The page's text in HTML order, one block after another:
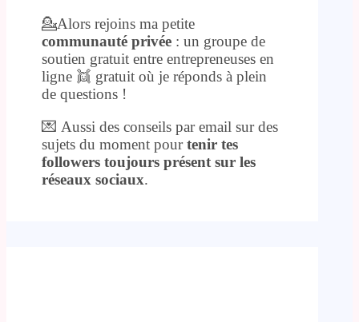
💁Alors rejoins ma petite
communauté privée : un groupe de
soutien gratuit entre entrepreneuses en
ligne 👯 gratuit où je réponds à plein
de questions !
💌 Aussi des conseils par email sur des
sujets du moment pourtenir tes
followers toujours présent sur les
réseaux sociaux.